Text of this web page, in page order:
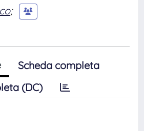
;
Scheda completa
(DC)